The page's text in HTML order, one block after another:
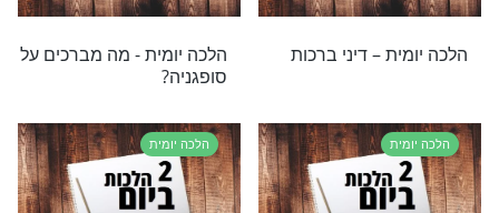
– מתנות הלכה יומית – ליל שבועות
הלכה יומית